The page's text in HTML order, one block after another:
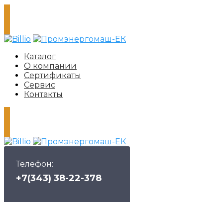
Каталог
О компании
Сертификаты
Сервис
Контакты
Телефон:
+7(343) 38-22-378